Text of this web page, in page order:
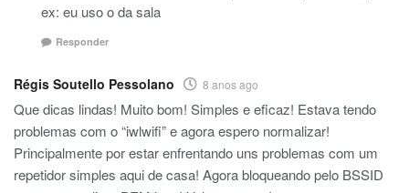
ex: eu uso o da sala
Responder
Régis Soutello Pessolano 8 anos ago
Que dicas lindas! Muito bom! Simples e eficaz! Estava tendo
problemas com o “iwlwifi” e agora espero normalizar!
Principalmente por estar enfrentando uns problemas com um
repetidor simples aqui de casa! Agora bloqueando pelo BSSID